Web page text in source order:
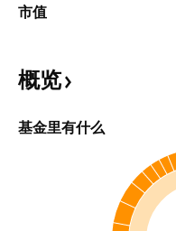
市值
概览
基金里有什么